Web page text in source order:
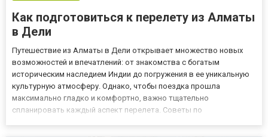
Как подготовиться к перелету из Алматы
в Дели
Путешествие из Алматы в Дели открывает множество новых
возможностей и впечатлений: от знакомства с богатым
историческим наследием Индии до погружения в ее уникальную
культурную атмосферу. Однако, чтобы поездка прошла
максимально гладко и комфортно, важно тщательно
спланировать каждый аспект перелета. Советы по